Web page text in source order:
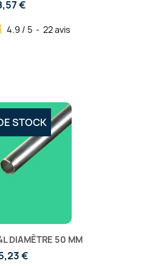
€
4.9 / 5 - 22avis
DIAMÈTRE 50 MM
€
STOCK